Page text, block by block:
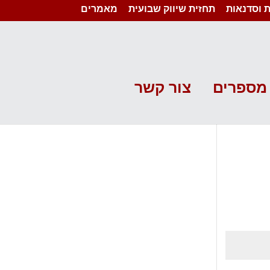
וסדנאות תחזית שיווק שבועית מאמרים
מספרים צור קשר